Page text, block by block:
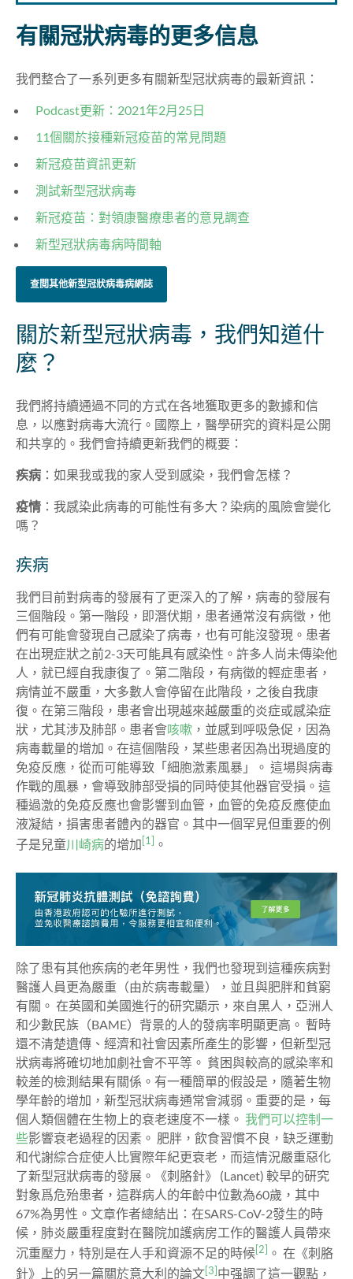
有關冠狀病毒的更多信息
我們整合了一系列更多有關新型冠狀病毒的最新資訊：
Podcast更新：2021年2月25日
11個關於接種新冠疫苗的常見問題
新冠疫苗資訊更新
測試新型冠狀病毒
新冠疫苗：對領康醫療患者的意見調查
新型冠狀病毒病時間軸
查閲其他新型冠狀病毒病網誌
關於新型冠狀病毒，我們知道什
麼？
我們將持續通過不同的方式在各地獲取更多的數據和信
息，以應對病毒大流行。國際上，醫學研究的資料是公開
和共享的。我們會持續更新我們的概要：
疾病 ：如果我或我的家人受到感染，我們會怎樣？
疫情 ：我感染此病毒的可能性有多大？染病的風險會變化
嗎？
疾病
我們目前對病毒的發展有了更深入的了解，病毒的發展有
三個階段。第一階段，即潛伏期，患者通常沒有病徵，他
們有可能會發現自己感染了病毒，也有可能沒發現。患者
在出現症狀之前2-3天可能具有感染性。許多人尚未傳染他
人，就已經自我康復了。第二階段，有病徵的輕症患者，
病情並不嚴重，大多數人會停留在此階段，之後自我康
復。在第三階段，患者會出現越來越嚴重的炎症或感染症
狀，尤其涉及肺部。患者會咳嗽 ，並感到呼吸急促，因為
病毒載量的增加。在這個階段，某些患者因為出現過度的
免疫反應，從而可能導致 「細胞激素風暴」
。 這場與病毒
作戰的風暴，會導致肺部受損的同時使其他器官受損。這
種過激的免疫反應也會影響到血管，血管的免疫反應使血
液凝結，損害患者體內的器官。其中一個罕見但重要的例
子是兒童川崎病的增加[1] 。
除了患有其他疾病的老年男性，我們也發現到這種疾病對
醫護人員更為嚴重（由於病毒載量），並且與肥胖和貧窮
有關。 在英國和美國進行的研究顯示，來自黑人，亞洲人
和少數民族（BAME）背景的人的發病率明顯更高。 暫時
還不清楚遺傳、經濟和社會因素所產生的影響，但新型冠
狀病毒將確切地加劇社會不平等。 貧困與較高的感染率和
較差的檢測結果有關係。有一種簡單的假設是，隨著生物
學年齡的增加，新型冠狀病毒通常會減弱。重要的是，每
個人類個體在生物上的衰老速度不一樣。 我們可以控制一
些影響衰老過程的因素。 肥胖，飲食習慣不良，缺乏運動
和代謝綜合症使人比實際年紀更衰老，而這情況嚴重惡化
了新型冠狀病毒的發展。《刺胳針》 (Lancet) 較早的研究
對象爲危殆患者，這群病人的年齡中位數為60歲，其中
67%為男性。文章作者總結出：在SARS-CoV-2發生的時
候，肺炎嚴重程度對在醫院加護病房工作的醫護人員帶來
沉重壓力，特別是在人手和資源不足的時候[2] 。 在《刺胳
針》上的另一篇關於意大利的論文[3]中强調了這一觀點，